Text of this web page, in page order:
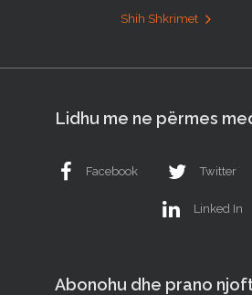
Shih Shkrimet
Lidhu me ne përmes
Facebook Twitter
Linked In
Abonohu dhe prano